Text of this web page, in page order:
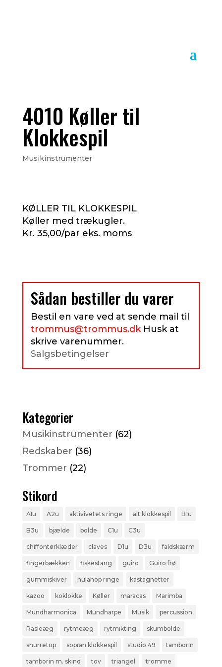
4010 Køller til
Klokkespil
Musikinstrumenter
KØLLER TIL KLOKKESPIL
Køller med trækugler.
Kr. 35,00/par eks. moms
Sådan bestiller du varer
Bestil en vare ved at sende mail til
trommus@trommus.dkHusk at
skrive varenummer.
Salgsbetingelser
Kategorier
Musikinstrumenter (62)
Redskaber (36)
Trommer (22)
Stikord
A1u A2u aktivivetets ringe alt klokkespil B1u
B3u bjælde bolde C1u C3u
chiffontørklæder claves D1u D3u faldskærm
fingerbækken fiskestang guiro Guiro frø
gummiskiver hulahop ringe kastagnetter
kazoo koklokke Køller maracas Marimba
Mundharmonica Mundharpe Musik percussion
Rasleæg rytmeæg rytmikting skumbolde
snurretop sopran klokkespil studio 49 tamborin
tamborin m. skind tov triangel tromme